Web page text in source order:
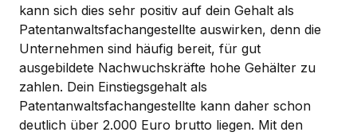
kann sich dies sehr positiv auf dein Gehalt als
Patentanwaltsfachangestellte auswirken, denn die
Unternehmen sind häufig bereit, für gut
ausgebildete Nachwuchskräfte hohe Gehälter zu
zahlen. Dein Einstiegsgehalt als
Patentanwaltsfachangestellte kann daher schon
deutlich über 2.000 Euro brutto liegen. Mit den